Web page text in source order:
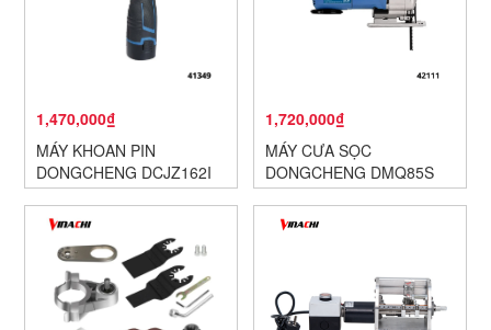
1,470,000₫
MÁY KHOAN PIN
DONGCHENG DCJZ162I
1,720,000₫
MÁY CƯA SỌC
DONGCHENG DMQ85S